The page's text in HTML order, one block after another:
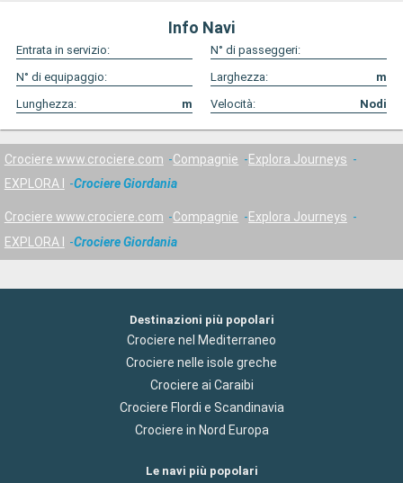
Info Navi
Entrata in servizio:
N° di passeggeri:
N° di equipaggio:
Larghezza:
m
Lunghezza:
m Velocità: Nodi
Crociere www.crociere.com Compagnie
Explora Journeys
EXPLORA I
Crociere Giordania
Crociere www.crociere.com Compagnie
Explora Journeys
EXPLORA I
Crociere Giordania
Destinazioni più popolari
Crociere nel Mediterraneo
Crociere nelle isole greche
Crociere ai Caraibi
Crociere Flordi e Scandinavia
Crociere in Nord Europa
Le navi più popolari